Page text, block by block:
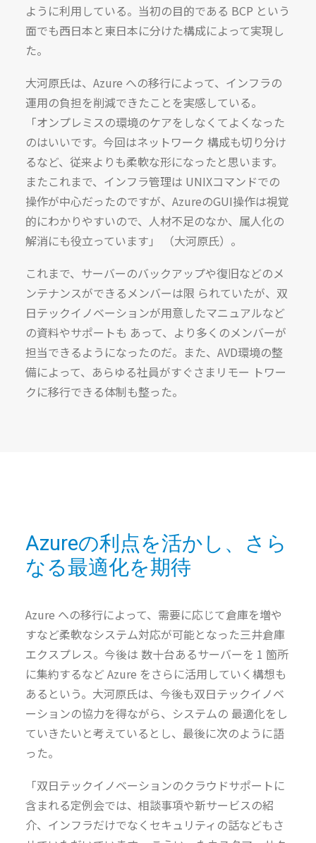
ように利用している。当初の目的である BCP という
面でも西日本と東日本に分けた構成によって実現し
た。
大河原氏は、Azure への移行によって、インフラの
運用の負担を削減できたことを実感している。
「オンプレミスの環境のケアをしなくてよくなった
のはいいです。今回はネットワーク 構成も切り分け
るなど、従来よりも柔軟な形になったと思います。
またこれまで、インフラ管理は UNIXコマンドでの
操作が中心だったのですが、AzureのGUI操作は視覚
的にわかりやすいので、人材不足のなか、属人化の
解消にも役立っています」 （大河原氏）。
これまで、サーバーのバックアップや復旧などのメ
ンテナンスができるメンバーは限 られていたが、双
日テックイノベーションが用意したマニュアルなど
の資料やサポートも あって、より多くのメンバーが
担当できるようになったのだ。また、AVD環境の整
備によって、あらゆる社員がすぐさまリモー トワー
クに移行できる体制も整った。
Azureの利点を活かし、さら
なる最適化を期待
Azure への移行によって、需要に応じて倉庫を増や
すなど柔軟なシステム対応が可能となった三井倉庫
エクスプレス。今後は 数十台あるサーバーを 1 箇所
に集約するなど Azure をさらに活用していく構想も
あるという。大河原氏は、今後も双日テックイノベ
ーションの協力を得ながら、システムの 最適化をし
ていきたいと考えているとし、最後に次のように語
った。
「双日テックイノベーションのクラウドサポートに
含まれる定例会では、相談事項や新サービスの紹
介、インフラだけでなくセキュリティの話などもさ